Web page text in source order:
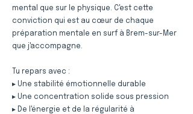
mental que sur le physique. C'est cette
conviction qui est au cœur de chaque
préparation mentale en surf à Brem-sur-Mer
que j'accompagne.
Tu repars avec :
▸ Une stabilité émotionnelle durable
▸ Une concentration solide sous pression
▸ De l'énergie et de la régularité à